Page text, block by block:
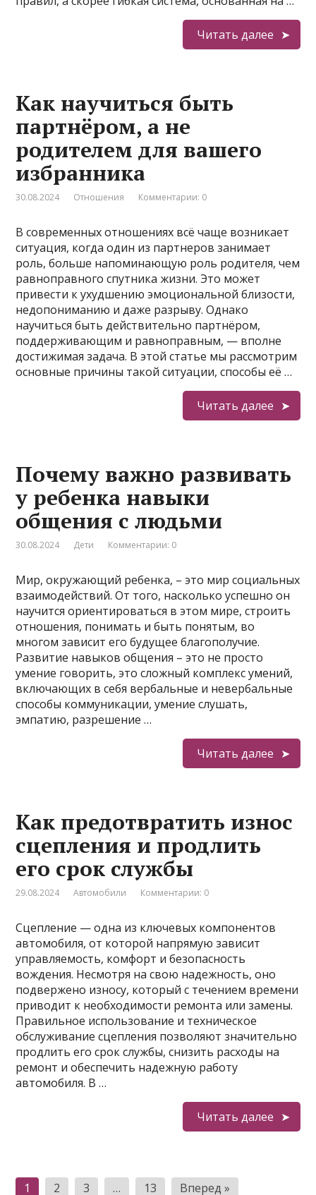
Читать далее
Как научиться быть
партнёром, а не
родителем для вашего
избранника
30.08.2024 Отношения Комментарии: 0
В современных отношениях всё чаще возникает
ситуация, когда один из партнеров занимает
роль, больше напоминающую роль родителя, чем
равноправного спутника жизни. Это может
привести к ухудшению эмоциональной близости,
недопониманию и даже разрыву. Однако
научиться быть действительно партнёром,
поддерживающим и равноправным, — вполне
достижимая задача. В этой статье мы рассмотрим
основные причины такой ситуации, способы её …
Читать далее
Почему важно развивать
у ребенка навыки
общения с людьми
30.08.2024 Дети Комментарии: 0
Мир, окружающий ребенка, – это мир социальных
взаимодействий. От того, насколько успешно он
научится ориентироваться в этом мире, строить
отношения, понимать и быть понятым, во
многом зависит его будущее благополучие.
Развитие навыков общения – это не просто
умение говорить, это сложный комплекс умений,
включающих в себя вербальные и невербальные
способы коммуникации, умение слушать,
эмпатию, разрешение …
Читать далее
Как предотвратить износ
сцепления и продлить
его срок службы
29.08.2024 Автомобили Комментарии: 0
Сцепление — одна из ключевых компонентов
автомобиля, от которой напрямую зависит
управляемость, комфорт и безопасность
вождения. Несмотря на свою надежность, оно
подвержено износу, который с течением времени
приводит к необходимости ремонта или замены.
Правильное использование и техническое
обслуживание сцепления позволяют значительно
продлить его срок службы, снизить расходы на
ремонт и обеспечить надежную работу
автомобиля. В …
Читать далее
Пагинация
1 2 3 … 13 Вперед »